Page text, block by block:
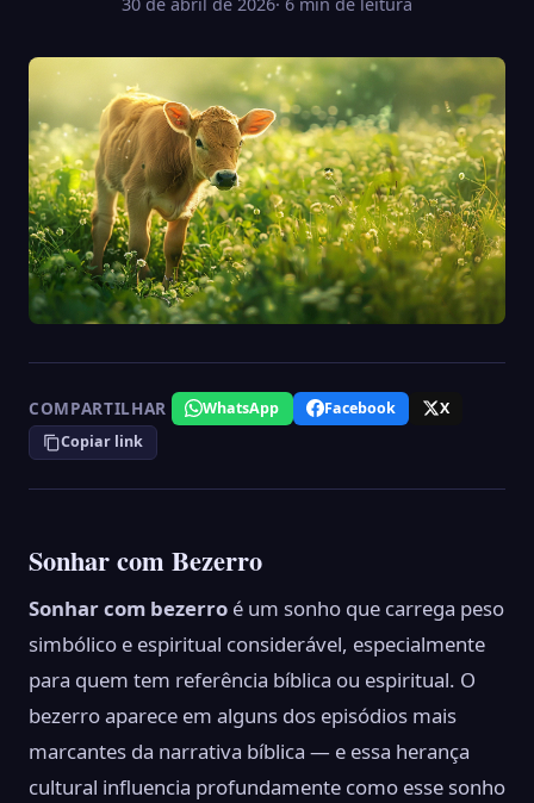
COMPARTILHAR WhatsApp Facebook
X
Copiar link
Sonhar com Bezerro
Sonhar com bezerro é um sonho que carrega peso
simbólico e espiritual considerável, especialmente
para quem tem referência bíblica ou espiritual. O
bezerro aparece em alguns dos episódios mais
marcantes da narrativa bíblica — e essa herança
cultural influencia profundamente como esse sonho